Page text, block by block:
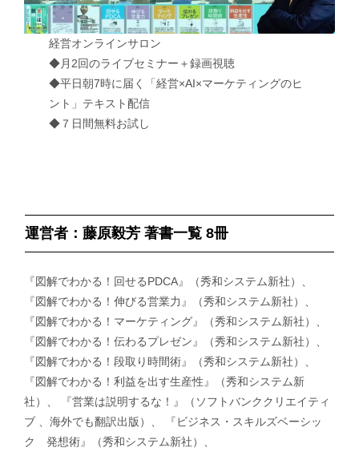
経営オンラインサロン
◆月2回のライブセミナー＋録画視聴
◆平日朝7時に届く「経営×AI×マーケティングのヒ
ント」テキスト配信
◆７日間無料お試し
運営者：藤原毅芳 著書一覧 8冊
『図解でわかる！回せるPDCA』（秀和システム新社）、
『図解でわかる！伸びる営業力』（秀和システム新社）、
『図解でわかる！マーケティング』（秀和システム新社）、
『図解でわかる！伝わるプレゼン』（秀和システム新社）、
『図解でわかる！段取り時間術』（秀和システム新社）、
『図解でわかる！利益を出す生産性』（秀和システム新
社）、 『営業は説明するな！』（ソフトバンククリエイティ
ブ 、海外でも翻訳出版）、 『ビジネス・スキルズベーシッ
ク 発想術』（秀和システム新社）、